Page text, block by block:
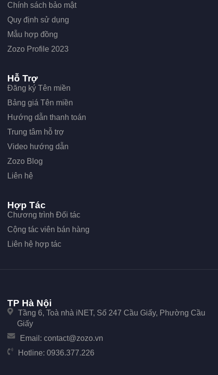
Chính sách bảo mật
Quy định sử dụng
Mẫu hợp đồng
Zozo Profile 2023
Hỗ Trợ
Đăng ký Tên miền
Bảng giá Tên miền
Hướng dẫn thanh toán
Trung tâm hỗ trợ
Video hướng dẫn
Zozo Blog
Liên hệ
Hợp Tác
Chương trình Đối tác
Cộng tác viên bán hàng
Liên hệ hợp tác
TP Hà Nội
Tầng 6, Toà nhà iNET, Số 247 Cầu Giấy, Phường Cầu
Giấy
Email: contact@zozo.vn
Hotline: 0936.377.226